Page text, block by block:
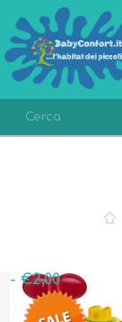
- €2,00